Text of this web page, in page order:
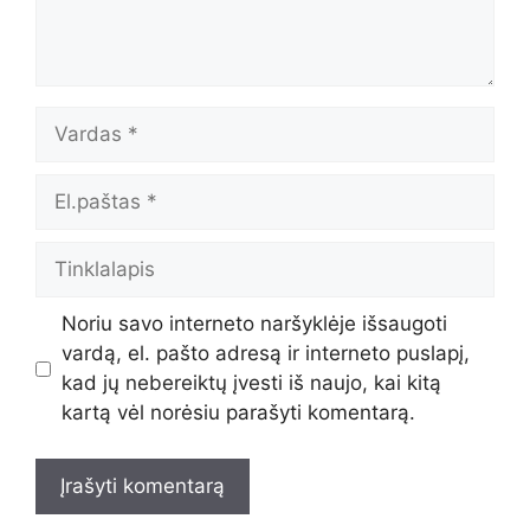
Vardas
El.paštas
Tinklalapis
Noriu savo interneto naršyklėje išsaugoti
vardą, el. pašto adresą ir interneto puslapį,
kad jų nebereiktų įvesti iš naujo, kai kitą
kartą vėl norėsiu parašyti komentarą.